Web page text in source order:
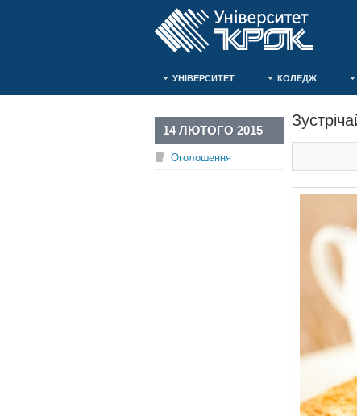
УНІВЕРСИТЕТ КОЛЕДЖ
14 ЛЮТОГО 2015
Оголошення